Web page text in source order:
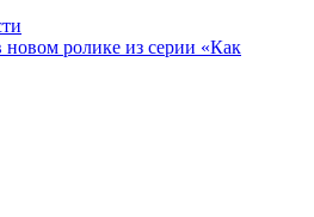
новом ролике из серии «Как